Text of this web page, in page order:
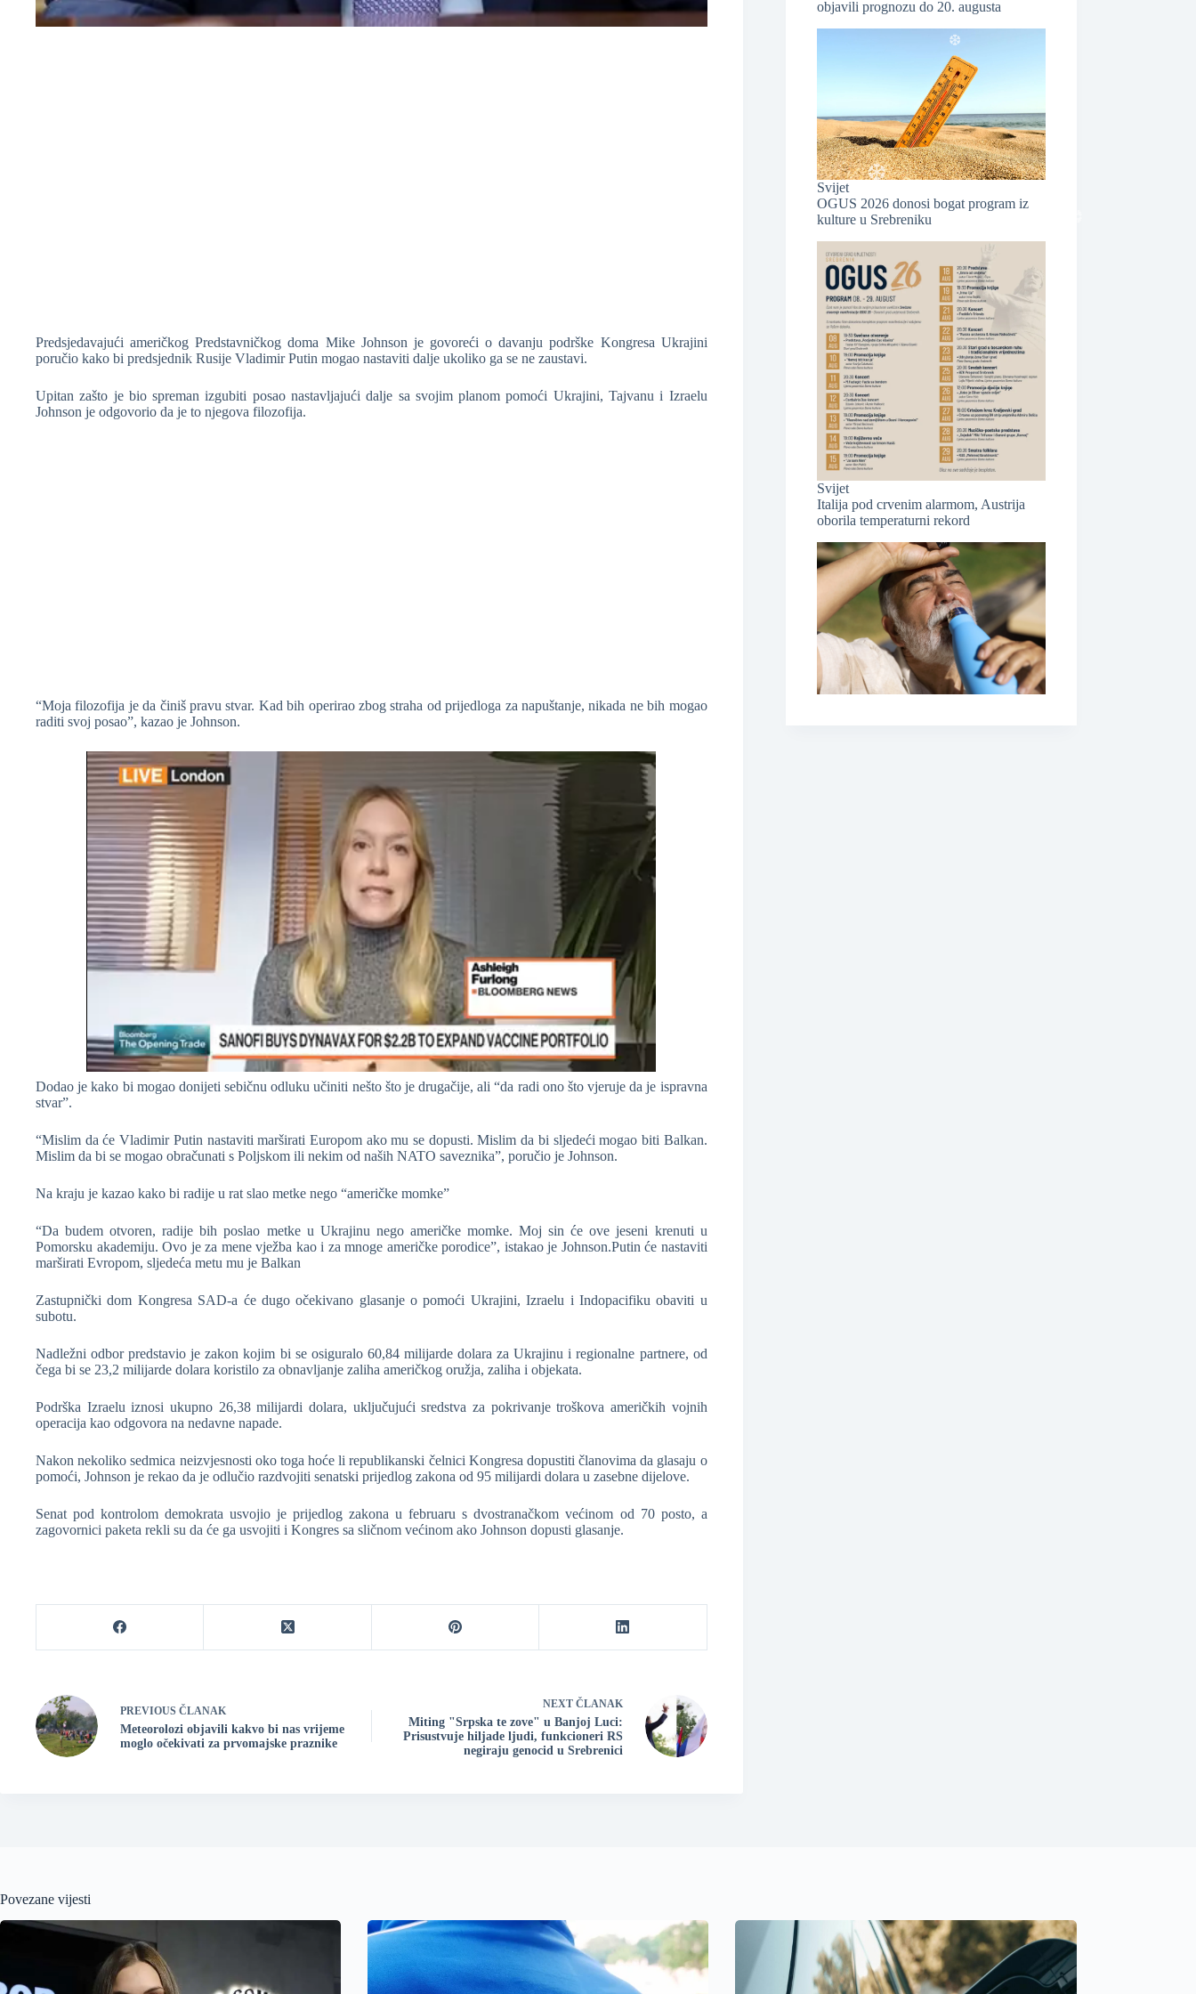
Predsjedavajući američkog Predstavničkog doma Mike Johnson je govoreći o davanju podrške Kongresa Ukrajini
poručio kako bi predsjednik Rusije Vladimir Putin mogao nastaviti dalje ukoliko ga se ne zaustavi.
Upitan zašto je bio spreman izgubiti posao nastavljajući dalje sa svojim planom pomoći Ukrajini, Tajvanu i Izraelu
Johnson je odgovorio da je to njegova filozofija.
“Moja filozofija je da činiš pravu stvar. Kad bih operirao zbog straha od prijedloga za napuštanje, nikada ne bih mogao
raditi svoj posao”, kazao je Johnson.
Dodao je kako bi mogao donijeti sebičnu odluku učiniti nešto što je drugačije, ali “da radi ono što vjeruje da je ispravna
stvar”.
“Mislim da će Vladimir Putin nastaviti marširati Europom ako mu se dopusti. Mislim da bi sljedeći mogao biti Balkan.
Mislim da bi se mogao obračunati s Poljskom ili nekim od naših NATO saveznika”, poručio je Johnson.
Na kraju je kazao kako bi radije u rat slao metke nego “američke momke”
“Da budem otvoren, radije bih poslao metke u Ukrajinu nego američke momke. Moj sin će ove jeseni krenuti u
Pomorsku akademiju. Ovo je za mene vježba kao i za mnoge američke porodice”, istakao je Johnson.Putin će nastaviti
marširati Evropom, sljedeća metu mu je Balkan
Zastupnički dom Kongresa SAD-a će dugo očekivano glasanje o pomoći Ukrajini, Izraelu i Indopacifiku obaviti u
subotu.
Nadležni odbor predstavio je zakon kojim bi se osiguralo 60,84 milijarde dolara za Ukrajinu i regionalne partnere, od
čega bi se 23,2 milijarde dolara koristilo za obnavljanje zaliha američkog oružja, zaliha i objekata.
Podrška Izraelu iznosi ukupno 26,38 milijardi dolara, uključujući sredstva za pokrivanje troškova američkih vojnih
operacija kao odgovora na nedavne napade.
Nakon nekoliko sedmica neizvjesnosti oko toga hoće li republikanski čelnici Kongresa dopustiti članovima da glasaju o
pomoći, Johnson je rekao da je odlučio razdvojiti senatski prijedlog zakona od 95 milijardi dolara u zasebne dijelove.
Senat pod kontrolom demokrata usvojio je prijedlog zakona u februaru s dvostranačkom većinom od 70 posto, a
zagovornici paketa rekli su da će ga usvojiti i Kongres sa sličnom većinom ako Johnson dopusti glasanje.
PREVIOUS ČLANAK
Meteorolozi objavili kakvo bi nas vrijeme
moglo očekivati za prvomajske praznike
NEXT ČLANAK
Miting "Srpska te zove" u Banjoj Luci:
Prisustvuje hiljade ljudi, funkcioneri RS
negiraju genocid u Srebrenici
objavili prognozu do 20. augusta
Svijet
OGUS 2026 donosi bogat program iz
kulture u Srebreniku
Svijet
Italija pod crvenim alarmom, Austrija
oborila temperaturni rekord
Povezane vijesti
❆
❆
❆